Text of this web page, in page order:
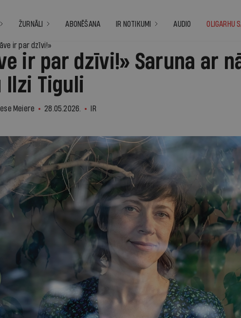
ŽURNĀLI ABONĒŠANA IR NOTIKUMI AUDIO OLIGARHU
ir par dzīvi!»
ir par dzīvi!» Saruna ar
Ilzi Tiguli
Meiere 28.05.2026. IR